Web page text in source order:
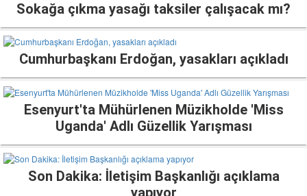
Sokağa çıkma yasağı taksiler çalışacak mı?
Cumhurbaşkanı Erdoğan, yasakları açıkladı
Esenyurt'ta Mühürlenen Müzikholde 'Miss
Uganda' Adlı Güzellik Yarışması
Son Dakika: İletişim Başkanlığı açıklama
yapıyor